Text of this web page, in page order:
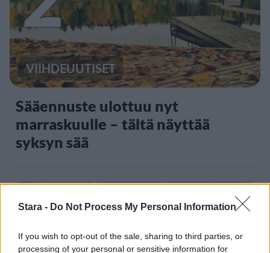
Stara - Do Not Process My Personal Information
If you wish to opt-out of the sale, sharing to third parties, or
processing of your personal or sensitive information for
VIIHDEUUTISET
Sääennuste ulottuu nyt
marraskuulle – tältä näyttää
syksyn sää
3